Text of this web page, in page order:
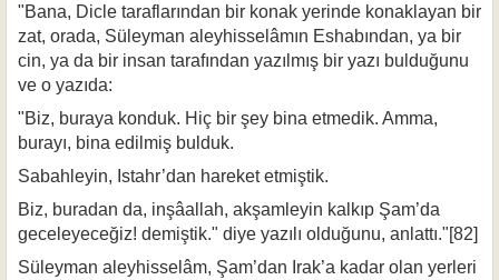
"Bana, Dicle taraflarından bir konak yerinde konaklayan bir
zat, orada, Süley­man aleyhisselâmın Eshabından, ya bir
cin, ya da bir insan tarafından yazılmış bir yazı bulduğunu
ve o yazıda:
"Biz, buraya konduk. Hiç bir şey bina etmedik. Amma,
burayı, bina edilmiş bulduk.
Sabahleyin, Istahr’dan hareket etmiştik.
Biz, buradan da, inşâallah, akşamleyin kalkıp Şam’da
geceleyeceğiz! demiş­tik." diye yazılı olduğunu, anlattı."[82]
Süleyman aleyhisselâm, Şam’dan Irak’a kadar olan yerleri